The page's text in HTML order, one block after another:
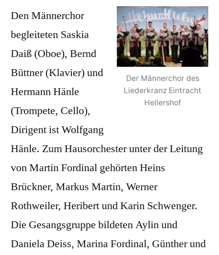
Der Männerchor des
Liederkranz Eintracht
Hellershof
Den Männerchor
begleiteten Saskia
Daiß (Oboe), Bernd
Büttner (Klavier) und
Hermann Hänle
(Trompete, Cello),
Dirigent ist Wolfgang
Hänle. Zum Hausorchester unter der Leitung
von Martin Fordinal gehörten Heins
Brückner, Markus Martin, Werner
Rothweiler, Heribert und Karin Schwenger.
Die Gesangsgruppe bildeten Aylin und
Daniela Deiss, Marina Fordinal, Günther und